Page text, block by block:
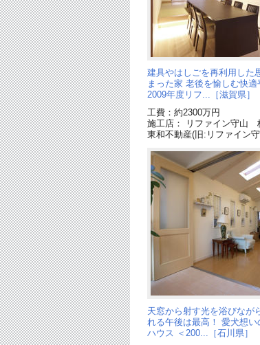
建具やはしごを再利用した
まった家 老後を愉しむ快適
2009年度リフ...［滋賀県］
工費：約2300万円
施工店： リファイン守山
東和不動産(旧:リファイン
天窓から射す光を浴びなが
れる午後は最高！ 愛犬想い
ハウス ＜200...［石川県］